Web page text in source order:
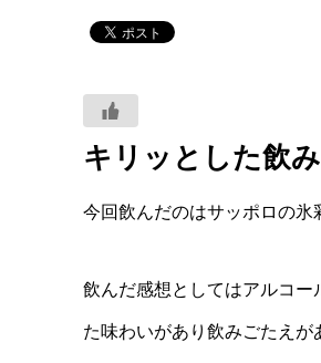
キリッとした飲
今回飲んだのはサッポロの氷
飲んだ感想としてはアルコー
た味わいがあり飲みごたえ